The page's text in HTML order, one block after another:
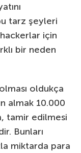
tarz şeyleri
için
bir neden
oldukça
almak 10.000
tamir edilmesi
Bunları
miktarda para